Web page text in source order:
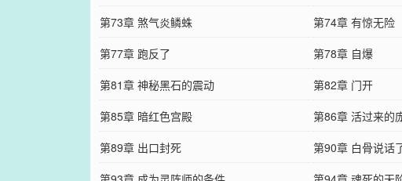
第73章 煞气炎鳞蛛
第74章 有惊无险
第77章 跑反了
第78章 自爆
第81章 神秘黑石的震动
第82章 门开
第85章 暗红色宫殿
第86章 活过来的
第89章 出口封死
第90章 白骨说话